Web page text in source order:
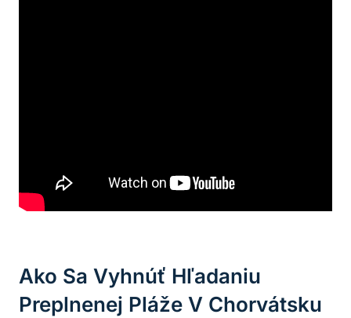
Ako Sa Vyhnúť Hľadaniu
Preplnenej Pláže V Chorvátsku